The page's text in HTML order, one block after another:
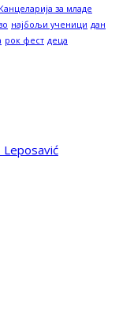
Канцеларија за младе
најбољи ученици дан
рок фест деца